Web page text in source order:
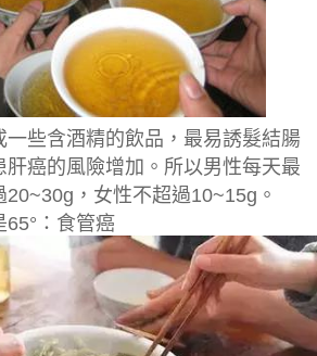
些含酒精的飲品，最易誘髮結腸
癌的風險增加。所以男性每天最
，女性不超過10~15g。
：食管癌